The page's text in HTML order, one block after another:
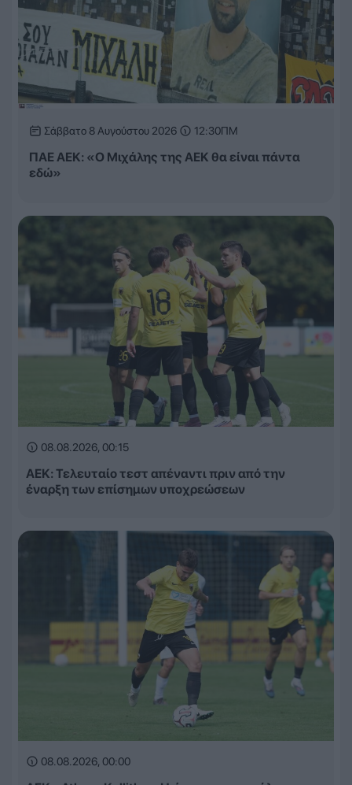
Σάββατο 8 Αυγούστου 2026 12:30ΠΜ
ΠΑΕ ΑΕΚ: «Ο Μιχάλης της ΑΕΚ θα είναι πάντα
εδώ»
08.08.2026, 00:15
ΑΕΚ: Τελευταίο τεστ απέναντι πριν από την
έναρξη των επίσημων υποχρεώσεων
08.08.2026, 00:00